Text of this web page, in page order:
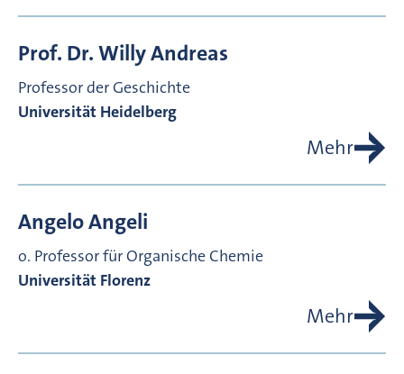
Prof. Dr.WillyAndreas
Professor der Geschichte
Universität Heidelberg
Mehr
AngeloAngeli
o. Professor für Organische Chemie
Universität Florenz
Mehr